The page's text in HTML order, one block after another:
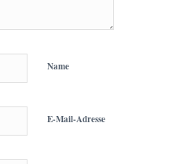
Name
E-Mail-Adresse